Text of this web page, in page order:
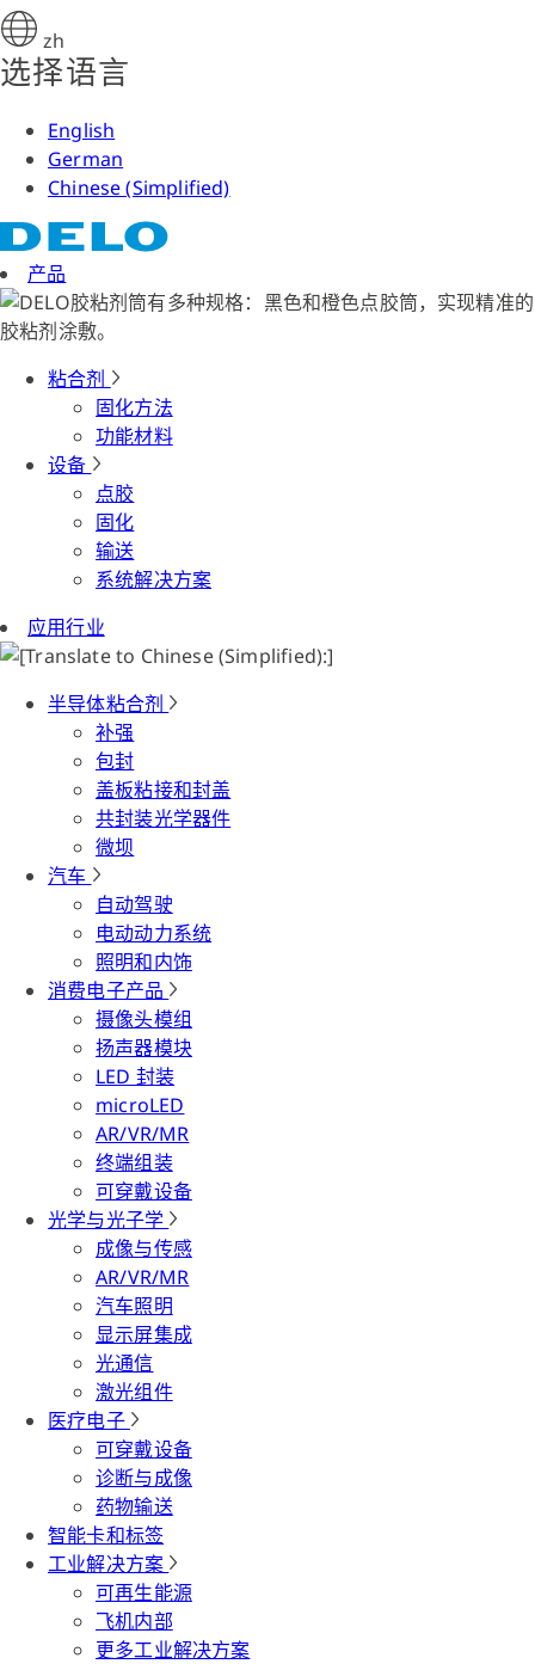
zh
选择语言
English
German
Chinese (Simplified)
产品
粘合剂
固化方法
功能材料
设备
点胶
固化
输送
系统解决方案
应用行业
半导体粘合剂
补强
包封
盖板粘接和封盖
共封装光学器件
微坝
汽车
自动驾驶
电动动力系统
照明和内饰
消费电子产品
摄像头模组
扬声器模块
LED 封装
microLED
AR/VR/MR
终端组装
可穿戴设备
光学与光子学
成像与传感
AR/VR/MR
汽车照明
显示屏集成
光通信
激光组件
医疗电子
可穿戴设备
诊断与成像
药物输送
智能卡和标签
工业解决方案
可再生能源
飞机内部
更多工业解决方案